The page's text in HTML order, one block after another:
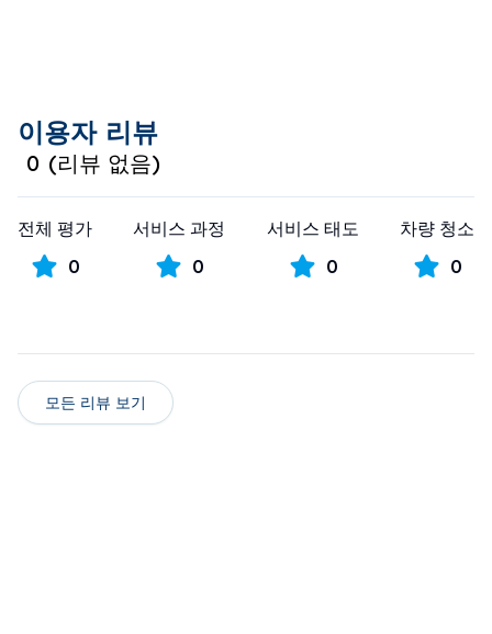
이용자 리뷰
0 (리뷰 없음)
전체 평가
0
서비스 과정
0
서비스 태도
0
차량 청소
0
모든 리뷰 보기